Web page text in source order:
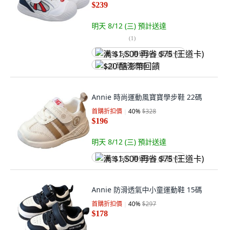
$239
明天 8/12 (三) 預計送達
(1)
满 $1,500 再省 $75 (王道卡)
$20 酷澎幣回饋
Annie 時尚運動風寶寶學步鞋 22碼
首購折扣價 40%$328
$196
明天 8/12 (三) 預計送達
满 $1,500 再省 $75 (王道卡)
Annie 防滑透氣中小童運動鞋 15碼
首購折扣價 40%$297
$178